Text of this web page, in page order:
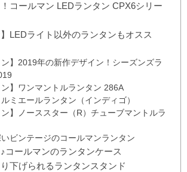
コールマン LEDランタン CPX6シリー
】LEDライト以外のランタンもオスス
ン】2019年の新作デザイン！シーズンズラ
ン】ワンマントルランタン 286A
ルミエールランタン（インディゴ）
ン】ノーススター（R）チューブマントルラ
ビンテージのコールマンランタン
コールマンのランタンケース
下げられるランタンスタンド